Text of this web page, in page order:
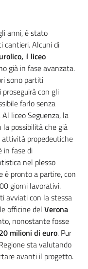
anni, è stato
cantieri. Alcuni di
il liceo
già in fase avanzata.
sono partiti
con gli
farlo senza
liceo Seguenza, la
possibilità che già
attività propedeutiche
in fase di
nel plesso
pronto a partire, con
giorni lavorativi.
avviati con la stessa
officine del Verona
nonostante fosse
20 milioni di euro. Pur
sta valutando
avanti il progetto.